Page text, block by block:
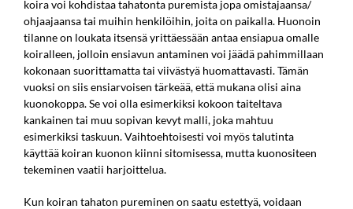
koira voi kohdistaa tahatonta puremista jopa omistajaansa/
ohjaajaansa tai muihin henkilöihin, joita on paikalla. Huonoin
tilanne on loukata itsensä yrittäessään antaa ensiapua omalle
koiralleen, jolloin ensiavun antaminen voi jäädä pahimmillaan
kokonaan suorittamatta tai viivästyä huomattavasti. Tämän
vuoksi on siis ensiarvoisen tärkeää, että mukana olisi aina
kuonokoppa. Se voi olla esimerkiksi kokoon taiteltava
kankainen tai muu sopivan kevyt malli, joka mahtuu
esimerkiksi taskuun. Vaihtoehtoisesti voi myös talutinta
käyttää koiran kuonon kiinni sitomisessa, mutta kuonositeen
tekeminen vaatii harjoittelua.
Kun koiran tahaton pureminen on saatu estettyä, voidaan